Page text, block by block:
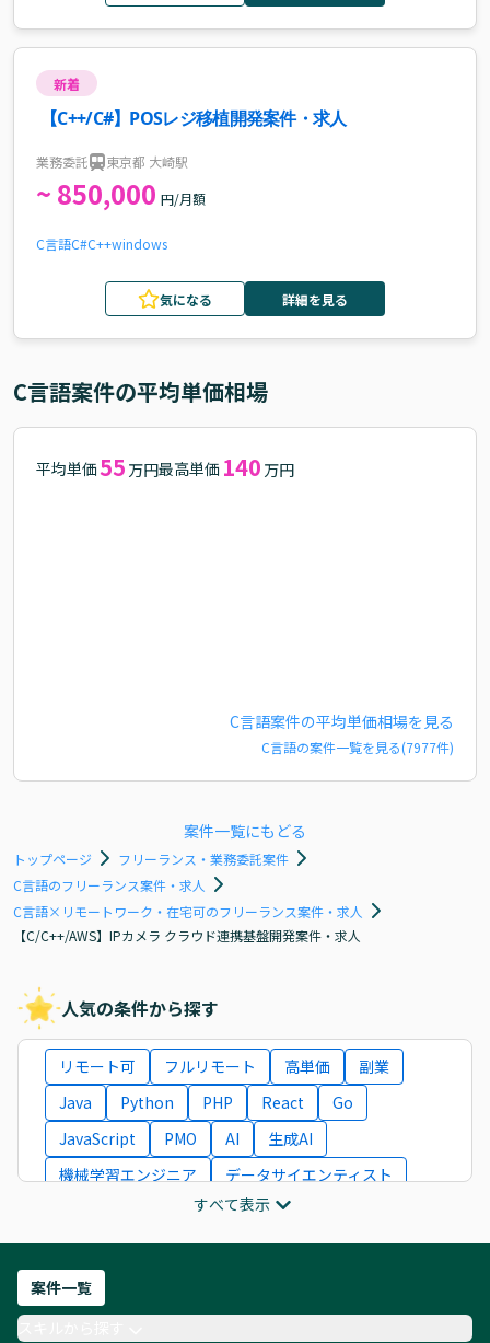
新着
【C++/C#】POSレジ移植開発案件・求人
業務委託 東京都 大崎駅
~ 850,000 円/月額
C言語C#C++windows
気になる 詳細を見る
C言語案件の平均単価相場
平均単価55 万円最高単価 140 万円
C言語案件の平均単価相場を見る
C言語の案件一覧を見る(7977件)
案件一覧にもどる
トップページ
フリーランス・業務委託案件
C言語のフリーランス案件・求人
C言語×リモートワーク・在宅可のフリーランス案件・求人
【C/C++/AWS】IPカメラ クラウド連携基盤開発案件・求人
人気の条件から探す
リモート可 フルリモート 高単価
副業
Java
Python PHP React
Go
JavaScript
PMO AI
生成AI
機械学習エンジニア
データサイエンティスト
ITコンサルタント
フロントエンドエンジニア
ネットワークエンジニア
AIエンジニア
Webデザイナー
すべて表示
案件一覧